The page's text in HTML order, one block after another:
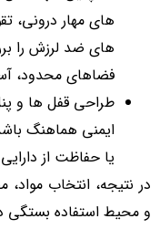
های مهار درونی،
های ضد لرزش را
فضاهای محدود،
طراحی قفل ها و
ایمنی هماهنگ
یا حفاظت از
در نتیجه، انتخاب
و محیط استفاده بستگی